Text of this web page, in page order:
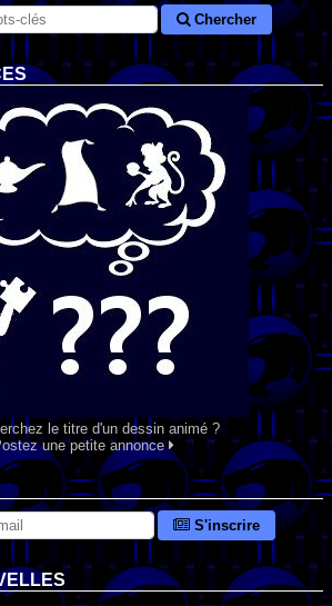
Chercher
le titre d'un dessin animé ?
une petite annonce
S'inscrire